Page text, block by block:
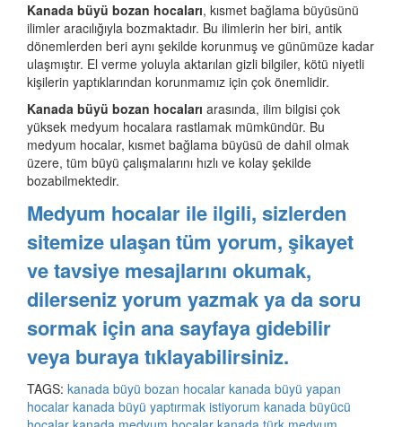
Kanada büyü bozan hocaları, kısmet bağlama büyüsünü
ilimler aracılığıyla bozmaktadır. Bu ilimlerin her biri, antik
dönemlerden beri aynı şekilde korunmuş ve günümüze kadar
ulaşmıştır. El verme yoluyla aktarılan gizli bilgiler, kötü niyetli
kişilerin yaptıklarından korunmamız için çok önemlidir.
Kanada büyü bozan hocaları arasında, ilim bilgisi çok
yüksek medyum hocalara rastlamak mümkündür. Bu
medyum hocalar, kısmet bağlama büyüsü de dahil olmak
üzere, tüm büyü çalışmalarını hızlı ve kolay şekilde
bozabilmektedir.
Medyum hocalar ile ilgili, sizlerden
sitemize ulaşan tüm yorum, şikayet
ve tavsiye mesajlarını okumak,
dilerseniz yorum yazmak ya da soru
sormak için ana sayfaya gidebilir
veya buraya tıklayabilirsiniz.
TAGS: kanada büyü bozan hocalar kanada büyü yapan
hocalar kanada büyü yaptırmak istiyorum kanada büyücü